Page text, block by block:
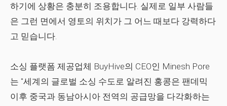
하기에 상황은 충분히 조용합니다. 실제로 일부 사람들
은 그런 면에서 영토의 위치가 그 어느 때보다 강력하다
고 믿습니다.
소싱 플랫폼 제공업체 BuyHive의 CEO인 Minesh Pore
는 "세계의 글로벌 소싱 수도로 알려진 홍콩은 팬데믹
이후 중국과 동남아시아 전역의 공급망을 다각화하는